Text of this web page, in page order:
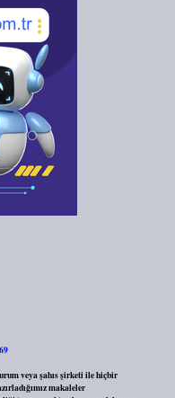
veya şahıs şirketi ile hiçbir
makaleler